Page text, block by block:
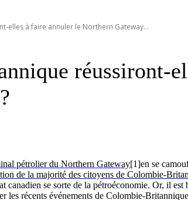
elles à faire annuler le Northern Gateway...
réussiront-
pétrolier du Northern Gateway[1]en se
de la majorité des citoyens de Colombie-
se sorte de la pétroéconomie. Or, il
récents événements de Colombie-